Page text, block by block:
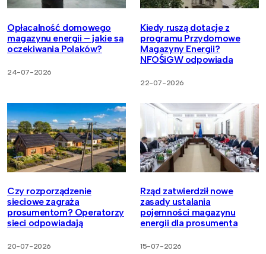
Opłacalność domowego
magazynu energii – jakie są
oczekiwania Polaków?
24-07-2026
Kiedy ruszą dotacje z
programu Przydomowe
Magazyny Energii?
NFOŚiGW odpowiada
22-07-2026
Czy rozporządzenie
sieciowe zagraża
prosumentom? Operatorzy
sieci odpowiadają
20-07-2026
Rząd zatwierdził nowe
zasady ustalania
pojemności magazynu
energii dla prosumenta
15-07-2026